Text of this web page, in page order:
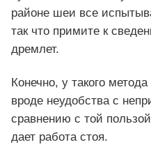
районе шеи все
так что примите к
дремлет.
Конечно, у такого
вроде неудобства с
сравнению с той
дает работа стоя.